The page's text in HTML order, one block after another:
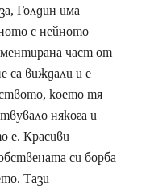
Голдин има
с нейното
част от
са виждали и е
което тя
някога и
е. Красиви
си борба
Тази